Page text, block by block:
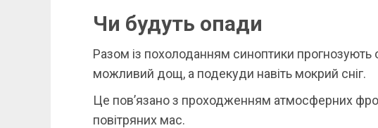
Чи будуть опади
Разом із похолоданням синоптики прогнозують
можливий дощ, а подекуди навіть мокрий сніг.
Це пов’язано з проходженням атмосферних
повітряних мас.